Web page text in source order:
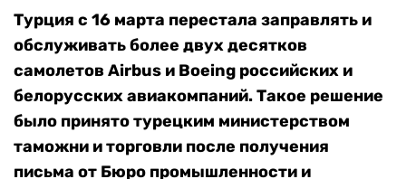
Турция с 16 марта перестала заправлять и
обслуживать более двух десятков
самолетов Airbus и Boeing российских и
белорусских авиакомпаний. Такое решение
было принято турецким министерством
таможни и торговли после получения
письма от Бюро промышленности и